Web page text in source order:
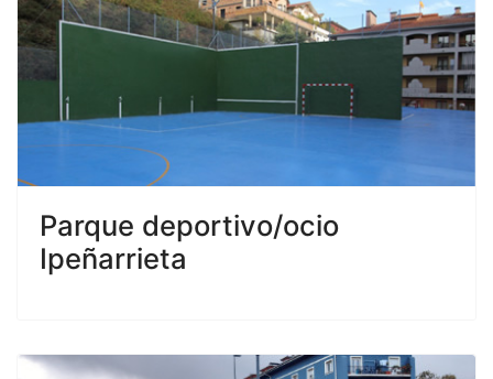
Parque deportivo/ocio
Ipeñarrieta